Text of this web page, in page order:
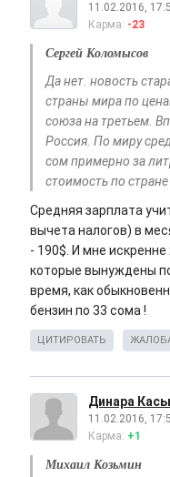
11.02.2016,
Карма: -23
Сергей Коломысов
Да нет. новость
страны мира по
союза на третьем.
Россия. По миру
сом примерно за
стоимость по
Средняя зарплата
вычета налогов) в
- 190$. И мне
которые вынуждены
время, как
бензин по 33 сома !
ЦИТИРОВАТЬ
Динара
11.02.2016,
Карма: +1
Михаил Козьмин